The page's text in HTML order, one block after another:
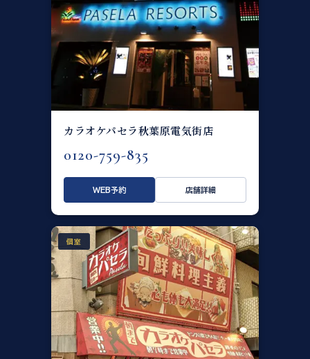
カラオケパセラ秋葉原電気街店
0120-759-835
WEB予約 店舗詳細
個室